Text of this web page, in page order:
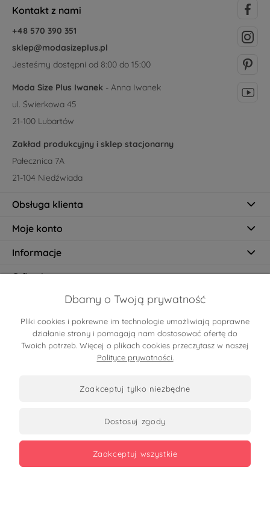
Kontakt z nami
+48 570 390 351
sklep@modasizeplus.pl
Jesteśmy dostępni od 8:00 do 15:00
Moda Size Plus Iwanek - Anna Iwanek
ul. Świerkowa 45
21-100 Lubartów
Zakład produkcyjny i sklep stacjonarny
Pałecznica 7A
21-104 Niedźwiada
Obsługa klienta
Moje konto
Informacje
O firmie
Certyfikaty
Dbamy o Twoją prywatność
Pliki cookies i pokrewne im technologie umożliwiają poprawne
działanie strony i pomagają nam dostosować ofertę do
Twoich potrzeb. Więcej o plikach cookies przeczytasz w naszej
Polityce prywatności.
zaakceptuj tylko niezbędne
dostosuj zgody
zaakceptuj wszystkie